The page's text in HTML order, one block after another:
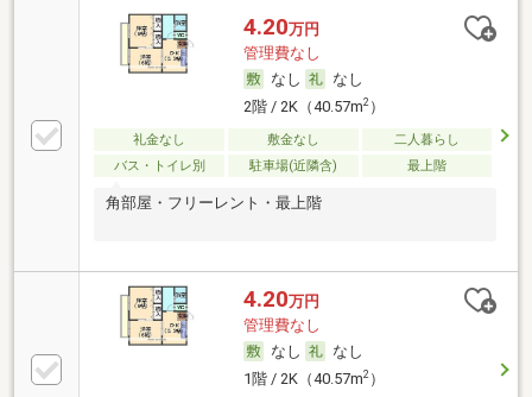
4.20万円
管理費なし
なし
なし
2階 / 2K（40.57m2）
礼金なし 敷金なし
二人暮らし
バス・トイレ別
駐車場(近隣含) 最上階
角部屋・フリーレント・最上階
4.20万円
管理費なし
なし
なし
1階 / 2K（40.57m2）